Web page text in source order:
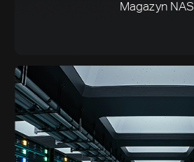
Magazyn NAS